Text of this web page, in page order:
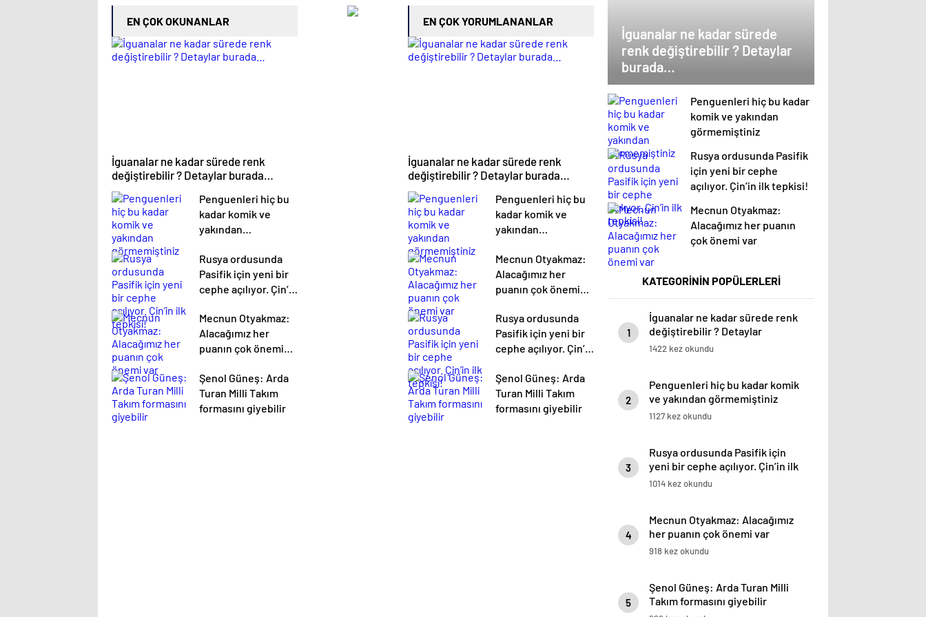
EN ÇOK OKUNANLAR
İguanalar ne kadar sürede renk
değiştirebilir ? Detaylar burada…
Penguenleri hiç bu
kadar komik ve
yakından
Rusya ordusunda
Pasifik için yeni bir
cephe açılıyor. Çin’in
Mecnun Otyakmaz:
Alacağımız her
puanın çok önemi
Şenol Güneş: Arda
Turan Milli Takım
formasını giyebilir
EN ÇOK YORUMLANANLAR
İguanalar ne kadar sürede renk
değiştirebilir ? Detaylar burada…
Penguenleri hiç bu
kadar komik ve
yakından
Mecnun Otyakmaz:
Alacağımız her
puanın çok önemi
Rusya ordusunda
Pasifik için yeni bir
cephe açılıyor. Çin’in
Şenol Güneş: Arda
Turan Milli Takım
formasını giyebilir
İguanalar ne kadar sürede
renk değiştirebilir ? Detaylar
burada…
Penguenleri hiç bu kadar
komik ve yakından
görmemiştiniz
Rusya ordusunda Pasifik
için yeni bir cephe
açılıyor. Çin’in ilk tepkisi!
Mecnun Otyakmaz:
Alacağımız her puanın
çok önemi var
KATEGORİNİN POPÜLERLERİ
1
İguanalar ne kadar sürede renk
değiştirebilir ? Detaylar
burada…
1422 kez okundu
2
Penguenleri hiç bu kadar komik
ve yakından görmemiştiniz
1127 kez okundu
3
Rusya ordusunda Pasifik için
yeni bir cephe açılıyor. Çin’in ilk
tepkisi!
1014 kez okundu
4
Mecnun Otyakmaz: Alacağımız
her puanın çok önemi var
918 kez okundu
5
Şenol Güneş: Arda Turan Milli
Takım formasını giyebilir